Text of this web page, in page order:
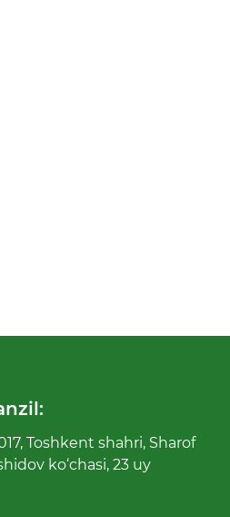
Toshkent shahri, Sharof
ko‘chasi, 23 uy